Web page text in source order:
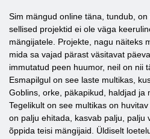
Sim mängud online täna, tundub,
sellised projektid ei ole väga
mängijatele. Projekte, nagu näiteks
mida sa vajad pärast väsitavat
immutatud peen huumor, neil on nii
Esmapilgul on see laste multikas,
Goblins, orke, päkapikud, haldjad ja
Tegelikult on see multikas on
on palju ehitada, kasvab palju, palju
õppida teisi mängijaid. Üldiselt